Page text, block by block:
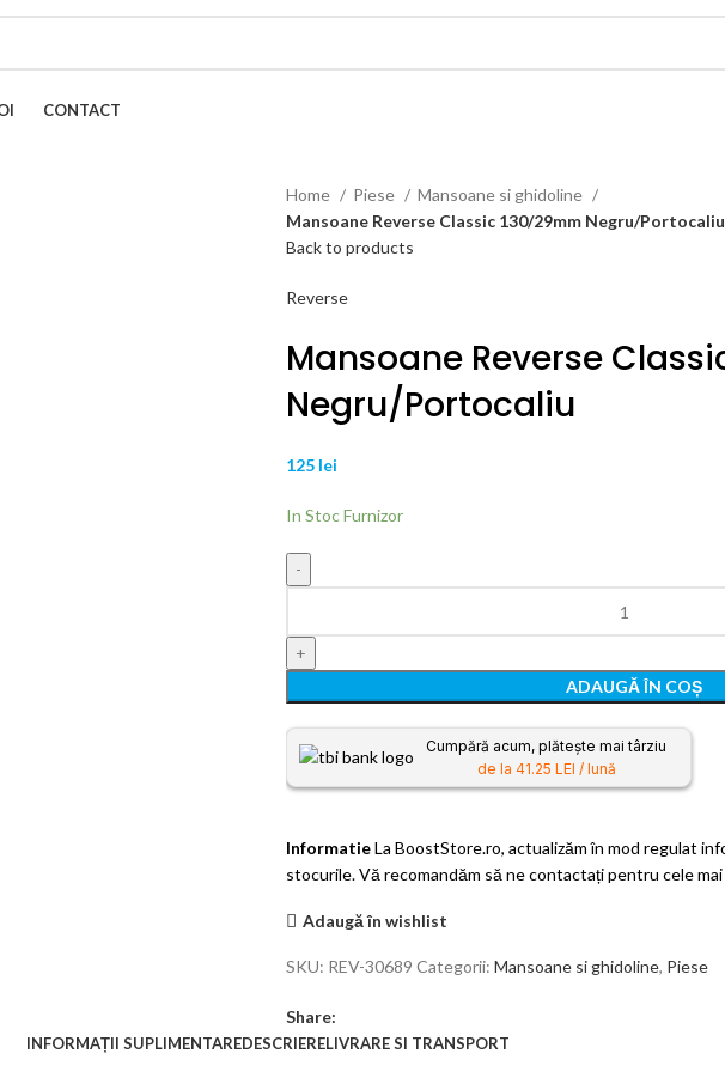
CONTACT
Home Piese
Mansoane si ghidoline
Mansoane Reverse Classic 130/29mm Negru/Portocaliu
Back to products
Reverse
Mansoane Reverse
Negru/Portocaliu
125 lei
In Stoc Furnizor
ADAUGĂ ÎN COȘ
Cumpără acum, plătește mai târziu
de la 41.25 LEI / lună
InformatieLa BoostStore.ro, actualizăm în mod regulat
stocurile. Vă recomandăm să ne contactați pentru cele
Adaugă în wishlist
SKU: REV-30689 Categorii: Mansoane si ghidoline, Piese
Share:
INFORMAȚII SUPLIMENTAREDESCRIERELIVRARE SI TRANSPORT